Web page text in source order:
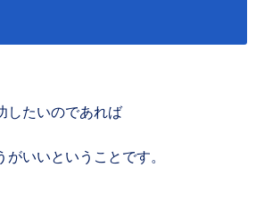
したいのであれば
いいということです。